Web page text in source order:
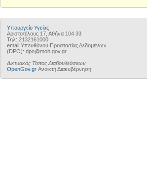
Υπουργείο Υγείας
Αριστοτέλους 17, Αθήνα 104 33
Τηλ: 2132161000
email Υπευθύνου Προστασίας Δεδομένων
(DPO): dpo@moh.gov.gr
Δικτυακός Τόπος Διαβουλεύσεων
OpenGov.gr Ανοικτή Διακυβέρνηση